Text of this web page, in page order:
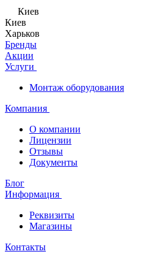
Киев
Киев
Харьков
Бренды
Акции
Услуги
Монтаж оборудования
Компания
О компании
Лицензии
Отзывы
Документы
Блог
Информация
Реквизиты
Магазины
Контакты